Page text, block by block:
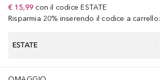
€ 15,99 con il codice ESTATE
Risparmia 20% inserendo il codice a carrello:
ESTATE